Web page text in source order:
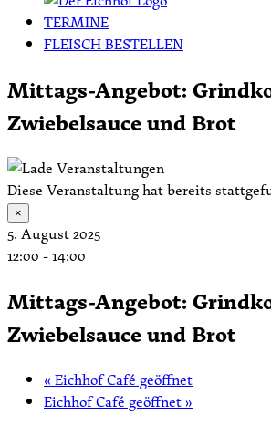
TERMINE
FLEISCH BESTELLEN
Mittags-Angebot:
Zwiebelsauce und Brot
Diese Veranstaltung hat bereits
×
5. August 2025
12:00 -14:00
Mittags-Angebot:
Zwiebelsauce und Brot
« Eichhof Café geöffnet
Eichhof Café geöffnet»